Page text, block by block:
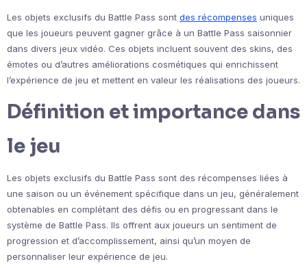
Les objets exclusifs du Battle Pass sont des récompenses uniques
que les joueurs peuvent gagner grâce à un Battle Pass saisonnier
dans divers jeux vidéo. Ces objets incluent souvent des skins, des
émotes ou d’autres améliorations cosmétiques qui enrichissent
l’expérience de jeu et mettent en valeur les réalisations des joueurs.
Définition et importance dans
le jeu
Les objets exclusifs du Battle Pass sont des récompenses liées à
une saison ou un événement spécifique dans un jeu, généralement
obtenables en complétant des défis ou en progressant dans le
système de Battle Pass. Ils offrent aux joueurs un sentiment de
progression et d’accomplissement, ainsi qu’un moyen de
personnaliser leur expérience de jeu.